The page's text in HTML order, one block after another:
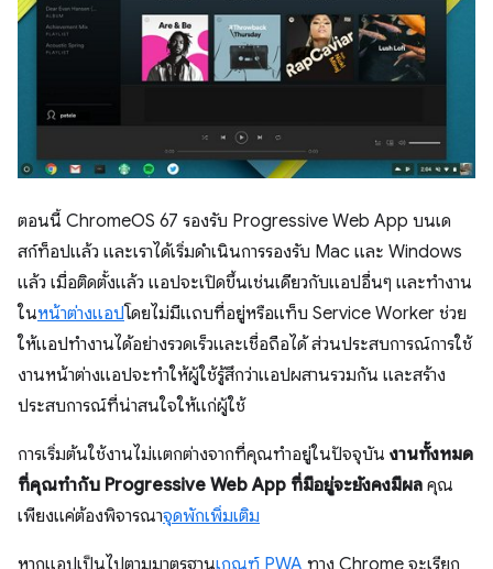
ตอนนี้ ChromeOS 67 รองรับ Progressive Web App บนเด
สก์ท็อปแล้ว และเราได้เริ่มดำเนินการรองรับ Mac และ Windows
แล้ว เมื่อติดตั้งแล้ว แอปจะเปิดขึ้นเช่นเดียวกับแอปอื่นๆ และทำงาน
ในหน้าต่างแอปโดยไม่มีแถบที่อยู่หรือแท็บ Service Worker ช่วย
ให้แอปทำงานได้อย่างรวดเร็วและเชื่อถือได้ ส่วนประสบการณ์การใช้
งานหน้าต่างแอปจะทำให้ผู้ใช้รู้สึกว่าแอปผสานรวมกัน และสร้าง
ประสบการณ์ที่น่าสนใจให้แก่ผู้ใช้
การเริ่มต้นใช้งานไม่แตกต่างจากที่คุณทําอยู่ในปัจจุบัน งานทั้งหมด
ที่คุณทํากับ Progressive Web App ที่มีอยู่จะยังคงมีผล คุณ
เพียงแค่ต้องพิจารณาจุดพักเพิ่มเติม